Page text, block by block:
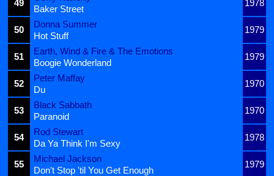
49 1978
Baker Street
50
Donna Summer
1979
Hot Stuff
51
Earth, Wind & Fire & The Emotions
1979
Boogie Wonderland
52
Peter Maffay
1970
Du
53
Black Sabbath
1970
Paranoid
54
Rod Stewart
1978
Da Ya Think I'm Sexy
55
Michael Jackson
1979
Don't Stop 'til You Get Enough